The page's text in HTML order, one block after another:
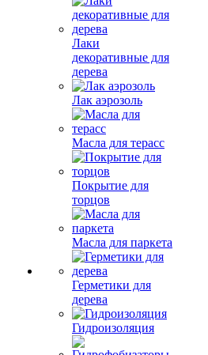
Лаки
декоративные для
дерева
Лак аэрозоль
Масла для терасс
Покрытие для
торцов
Масла для паркета
Герметики для
дерева
Гидроизоляция